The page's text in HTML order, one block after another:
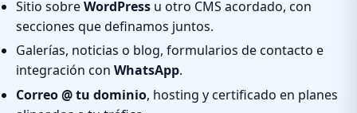
Sitio sobreWordPress u otro CMS acordado, con
secciones que definamos juntos.
Galerías, noticias o blog, formularios de contacto e
integración con WhatsApp.
Correo @ tu dominio, hosting y certificado en planes